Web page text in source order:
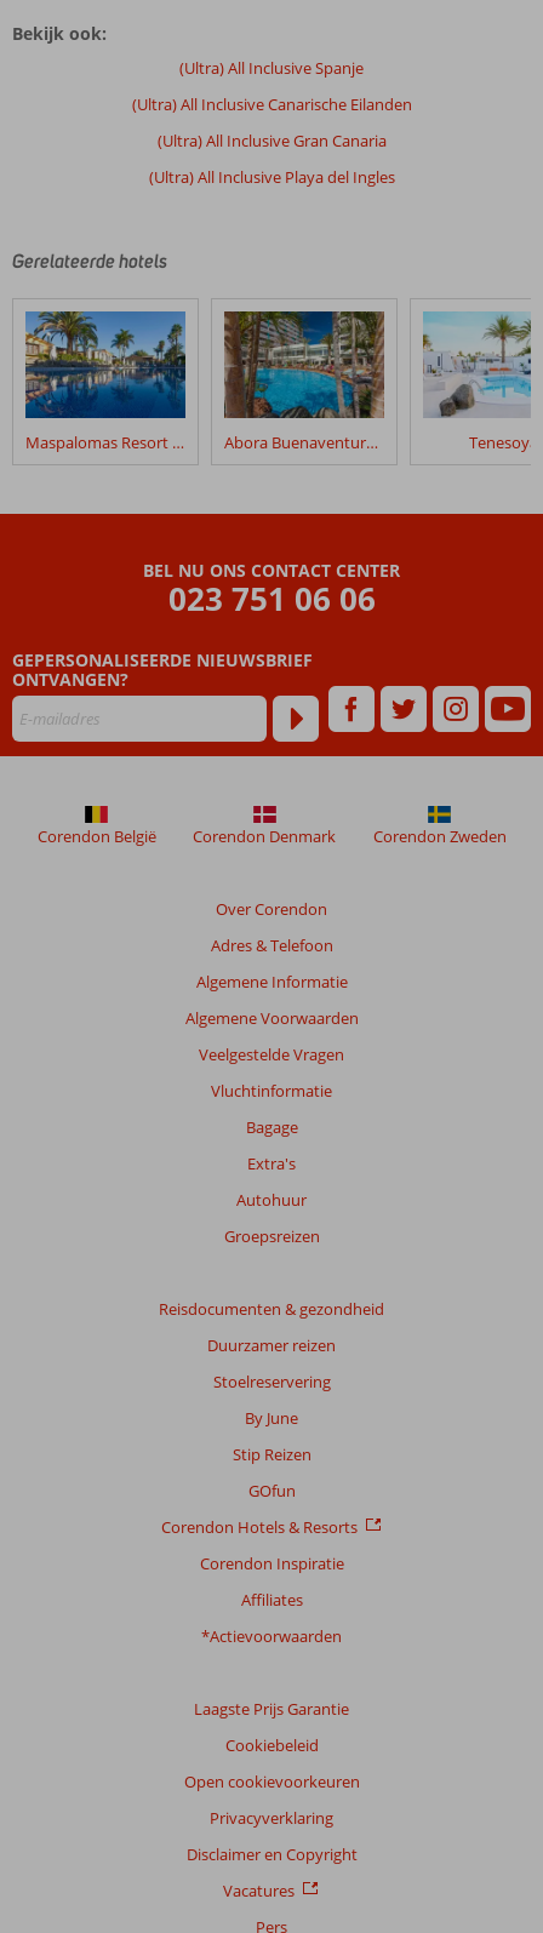
Bekijk ook:
(Ultra) All Inclusive Spanje
(Ultra) All Inclusive Canarische Eilanden
(Ultra) All Inclusive Gran Canaria
(Ultra) All Inclusive Playa del Ingles
Gerelateerde hotels
Maspalomas Resort by Dunas Abora Buenaventura by Lopesan Hotels Tenesoya
BEL NU ONS CONTACT CENTER
023 751 06 06
GEPERSONALISEERDE NIEUWSBRIEF
ONTVANGEN?
Over Corendon
Adres & Telefoon
Algemene Informatie
Algemene Voorwaarden
Veelgestelde Vragen
Vluchtinformatie
Bagage
Extra's
Autohuur
Groepsreizen
Reisdocumenten & gezondheid
Duurzamer reizen
Stoelreservering
By June
Stip Reizen
GOfun
Corendon Hotels & Resorts
Corendon Inspiratie
Affiliates
*Actievoorwaarden
Laagste Prijs Garantie
Cookiebeleid
Open cookievoorkeuren
Privacyverklaring
Disclaimer en Copyright
Vacatures
Pers
Corendon België Corendon Denmark Corendon Zweden